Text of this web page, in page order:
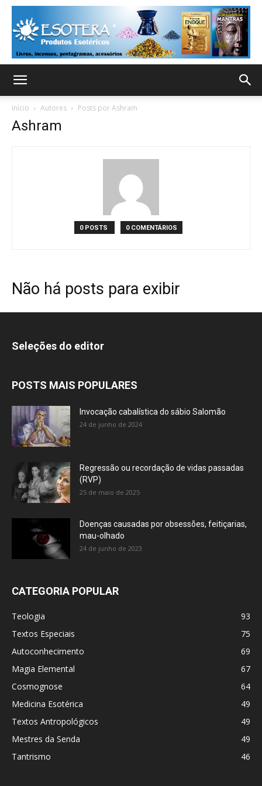
Início Autores Posts por Ashram
Ashram
0 POSTS 0 COMENTÁRIOS
Não há posts para exibir
Seleções do editor
POSTS MAIS POPULARES
Invocação cabalística do sábio Salomão
24 de junho de 2024
Regressão ou recordação de vidas passadas
(RVP)
25 de maio de 2025
Doenças causadas por obsessões, feitiçarias,
mau-olhado
24 de junho de 2023
CATEGORIA POPULAR
Teologia
93
Textos Especiais
75
Autoconhecimento
69
Magia Elemental
67
Cosmognose
64
Medicina Esotérica
49
Textos Antropológicos
49
Mestres da Senda
49
Tantrismo
46